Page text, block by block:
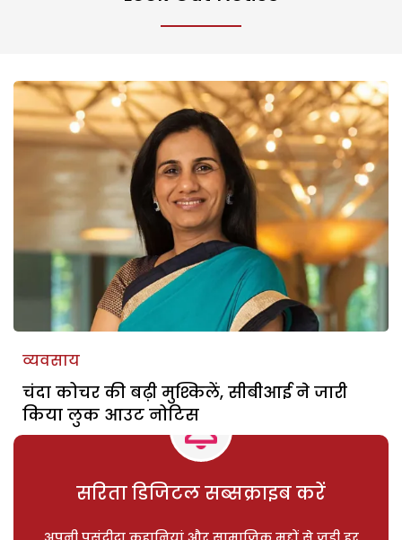
व्यवसाय
चंदा कोचर की बढ़ी मुश्किलें, सीबीआई ने जारी
किया लुक आउट नोटिस
सरिता डिजिटल सब्सक्राइब करें